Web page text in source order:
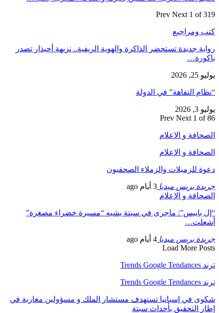
Prev Next 1 of 319
كتب ومراجيع
رواية جديدة تستحضر الذاكرة والهوية الريفية.. نزيهة أحيذار تصدر
باكورة…
يوليو 25, 2026
“نظام التفاهة” في الدولة
يوليو 3, 2026
Prev Next 1 of 86
الصحافة و الإعلام
الصحافة و الإعلام
دعوة للزميلات والزملاء الصحفيون
جريدة بريس ميديا 3 أيام ago
الصحافة و الإعلام
“إل باييس”: ماجرى في سبتة يشبه “مسيرة خضراء مصغرة”
أشعلت…
جريدة بريس ميديا 4 أيام ago
Load More Posts
ترند Trends Google Tendances
ترند Trends Google Tendances
شكوى في إسبانيا تستهدف مستشار الملك و مسؤولين مغاربة في
إطار التحقيق بأحداث سبتة